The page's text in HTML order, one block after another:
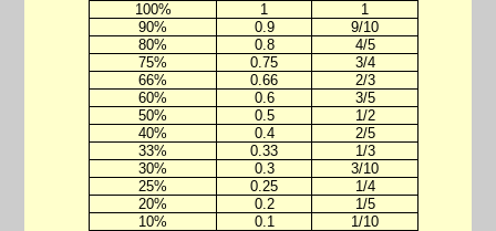
100% 1
1
90%
0.9
9/10
80%
0.8
4/5
75%
0.75
3/4
66%
0.66
2/3
60%
0.6
3/5
50%
0.5
1/2
40%
0.4
2/5
33%
0.33
1/3
30%
0.3
3/10
25%
0.25
1/4
20%
0.2
1/5
10%
0.1 1/10